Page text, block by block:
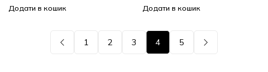
Додати в кошик Додати в кошик
1 2 3 4 5